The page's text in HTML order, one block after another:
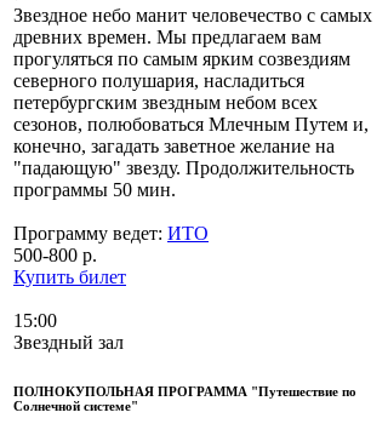
Звездное небо манит человечество с самых
древних времен. Мы предлагаем вам
прогуляться по самым ярким созвездиям
северного полушария, насладиться
петербургским звездным небом всех
сезонов, полюбоваться Млечным Путем и,
конечно, загадать заветное желание на
"падающую" звезду. Продолжительность
программы 50 мин.
Программу ведет: ИТО
500-800 р.
Купить билет
15:00
Звездный зал
ПОЛНОКУПОЛЬНАЯ ПРОГРАММА "Путешествие по
Солнечной системе"